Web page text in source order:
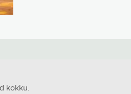
kokku.